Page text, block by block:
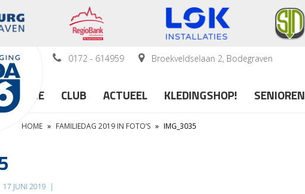
0172 - 614959 Broekveldselaan 2, Bodegraven
HOME CLUB ACTUEEL KLEDINGSHOP! SENIOREN
HOME » FAMILIEDAG 2019 IN FOTO’S » IMG_3035
17 JUNI 2019 |